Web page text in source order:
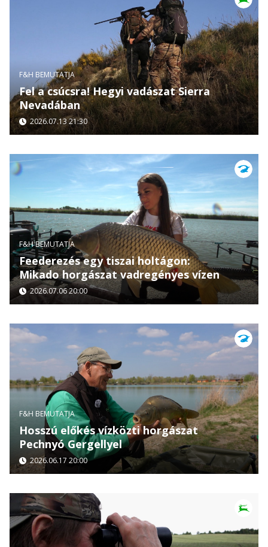
F&H BEMUTATJA
Fel a csúcsra! Hegyi vadászat Sierra
Nevadában
2026.07.13 21:30
F&H BEMUTATJA
Feederezés egy tiszai holtágon:
Mikado horgászat vadregényes vízen
2026.07.06 20:00
F&H BEMUTATJA
Hosszú előkés vízközti horgászat
Pechnyó Gergellyel
2026.06.17 20:00